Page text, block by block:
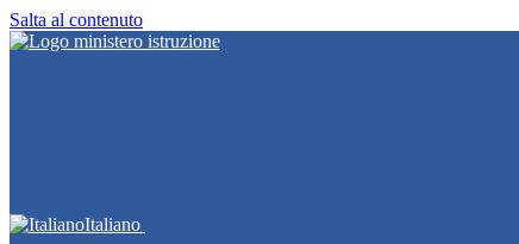
Salta al contenuto
Italiano